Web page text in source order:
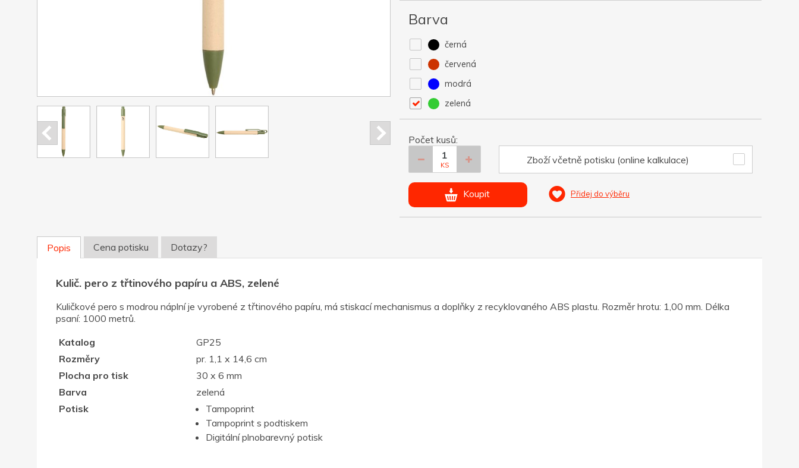
Barva
černá
červená
modrá
zelená
Počet kusů:
KS Zboží včetně potisku (online kalkulace)
Koupit Přidej do výběru
Popis Cena potisku Dotazy?
Kulič. pero z třtinového papíru a ABS, zelené
Kuličkové pero s modrou náplní je vyrobené z třtinového papíru, má stiskací mechanismus a doplňky z recyklovaného ABS plastu. Rozměr hrotu: 1,00 mm. Délka
psaní: 1000 metrů.
Katalog
GP25
Rozměry
pr. 1,1 x 14,6 cm
Plocha pro tisk
30 x 6 mm
Barva
zelená
Potisk
Tampoprint
Tampoprint s podtiskem
Digitální plnobarevný potisk